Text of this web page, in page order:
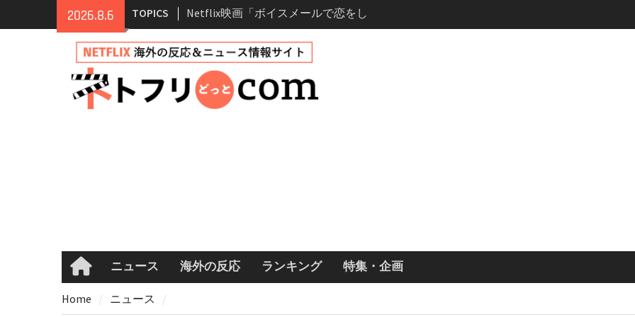
2026.8.6 TOPICS
Netflix「ハウス・オブ・ギネス」シ
ーズン2が更新決定！2027年撮影開始
へ
兄弟大騒動のコメディ映画「リト
ル・ブラザー」がNetflixで配信！─
キャスト・あらすじ・見どころまと
マコメ
Homeニュース 海外の反応 ランキング 特集・企画
Home ニュース